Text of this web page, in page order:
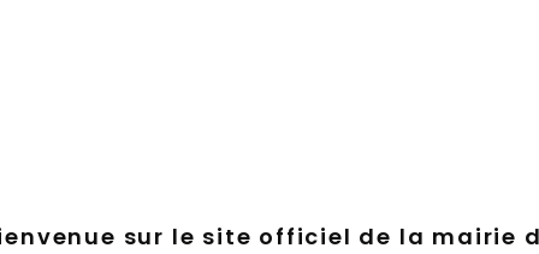
sur le site officiel de la mairie